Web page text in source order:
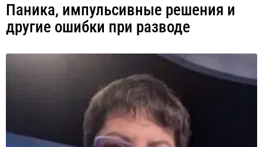
Паника, импульсивные решения и
другие ошибки при разводе